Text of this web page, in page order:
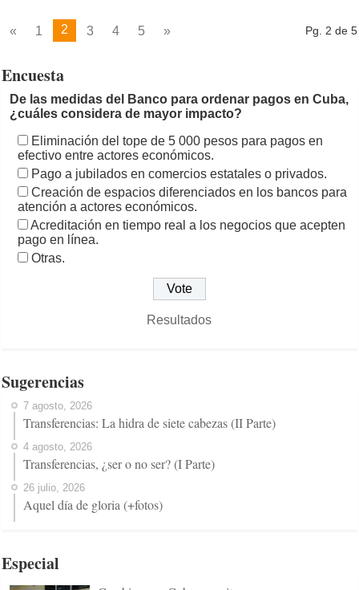
Pg. 2 de 5
« 1 2 3 4 5 »
Encuesta
De las medidas del Banco para ordenar pagos en Cuba,
¿cuáles considera de mayor impacto?
Eliminación del tope de 5 000 pesos para pagos en
efectivo entre actores económicos.
Pago a jubilados en comercios estatales o privados.
Creación de espacios diferenciados en los bancos para
atención a actores económicos.
Acreditación en tiempo real a los negocios que acepten
pago en línea.
Otras.
Resultados
Sugerencias
7 agosto, 2026
Transferencias: La hidra de siete cabezas (II Parte)
4 agosto, 2026
Transferencias, ¿ser o no ser? (I Parte)
26 julio, 2026
Aquel día de gloria (+fotos)
Especial